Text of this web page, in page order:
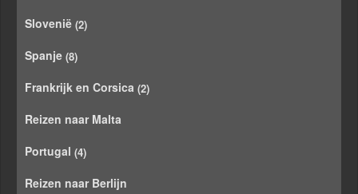
Slovenië (2)
Spanje (8)
Frankrijk en Corsica (2)
Reizen naar Malta
Portugal (4)
Reizen naar Berlijn